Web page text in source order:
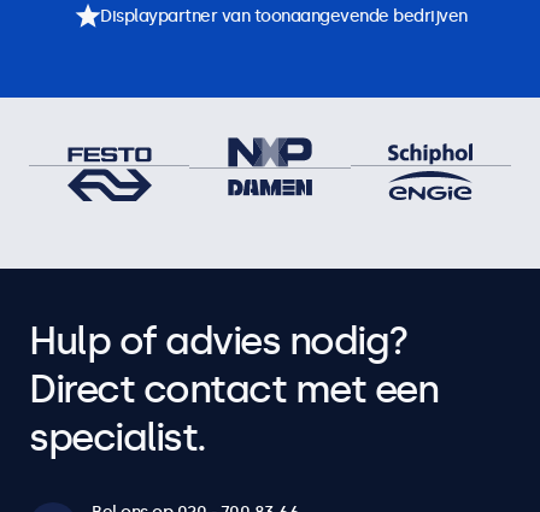
Displaypartner van toonaangevende bedrijven
Hulp of advies nodig?
Direct contact met een
specialist.